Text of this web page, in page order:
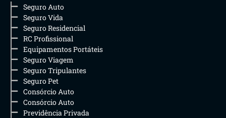
Seguro Auto
Seguro Vida
Seguro Residencial
RC Profissional
Equipamentos Portáteis
Seguro Viagem
Seguro Tripulantes
Seguro Pet
Consórcio Auto
Consórcio Auto
Previdência Privada